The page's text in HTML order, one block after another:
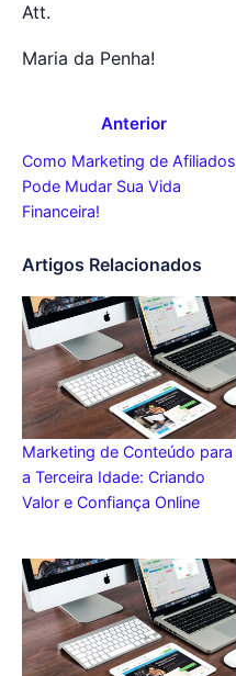
Att.
Maria da Penha!
Anterior
Como Marketing de Afiliados
Pode Mudar Sua Vida
Financeira!
Artigos Relacionados
Marketing de Conteúdo para
a Terceira Idade: Criando
Valor e Confiança Online